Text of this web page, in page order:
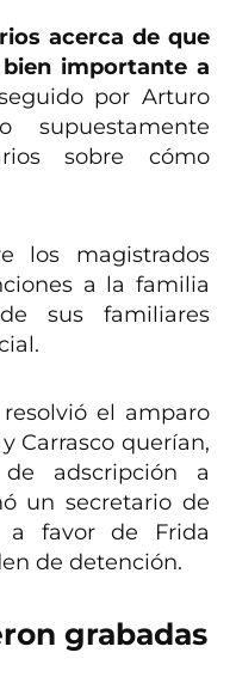
acerca de que
importante a
por Arturo
supuestamente
sobre cómo
los magistrados
a la familia
sus familiares
el amparo
Carrasco querían,
adscripción a
un secretario de
a favor de Frida
de detención.
grabadas